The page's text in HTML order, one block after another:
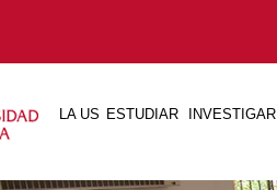
LA US ESTUDIAR INVESTIGAR